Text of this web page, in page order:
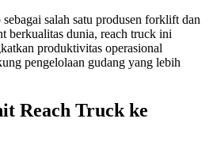
salah satu produsen forklift dan
berkualitas dunia, reach truck ini
produktivitas operasional
pengelolaan gudang yang lebih
Reach Truck ke